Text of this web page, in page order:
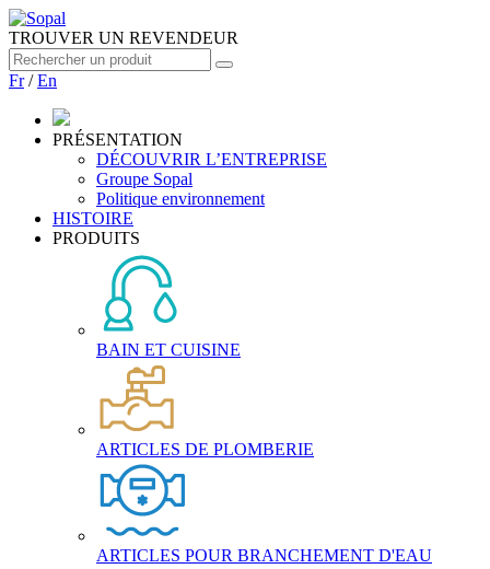
TROUVER UN REVENDEUR
Fr/En
PRÉSENTATION
DÉCOUVRIR L’ENTREPRISE
Groupe Sopal
Politique environnement
HISTOIRE
PRODUITS
BAIN ET CUISINE
ARTICLES DE PLOMBERIE
ARTICLES POUR BRANCHEMENT D'EAU